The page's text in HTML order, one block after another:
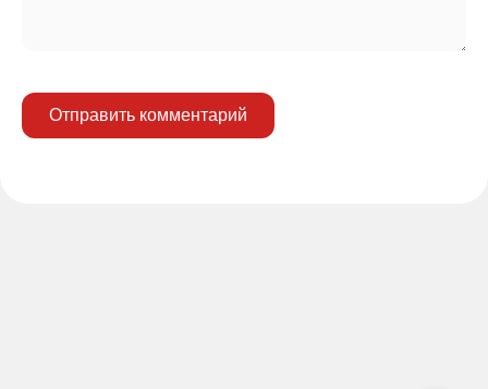
Отправить комментарий